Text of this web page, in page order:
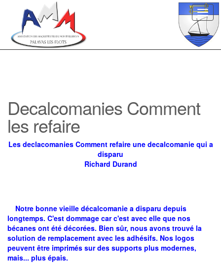
Decalcomanies Comment
les refaire
Les declacomanies Comment refaire une decalcomanie qui a
disparu
Richard Durand
Notre bonne vieille décalcomanie a disparu depuis
longtemps. C'est dommage car c'est avec elle que nos
bécanes ont été décorées. Bien sûr, nous avons trouvé la
solution de remplacement avec les adhésifs. Nos logos
peuvent être imprimés sur des supports plus modernes,
mais... plus épais.